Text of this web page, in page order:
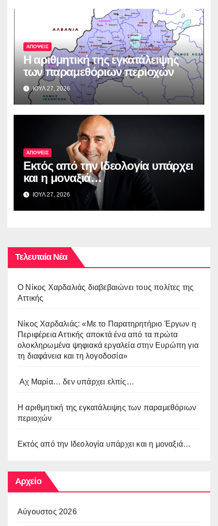
ΑΠΟΨΕΙΣ
Η αριθμητική της εγκατάλειψης
των παραμεθόριων περιοχών
ΙΟΥΛ 27, 2026
ΑΠΟΨΕΙΣ
Εκτός από την Ιδεολογία υπάρχει
και η μοναξιά…
ΙΟΥΛ 27, 2026
Τελευταία Νέα
O Νίκος Χαρδαλιάς διαβεβαιώνει τους πολίτες της
Αττικής
Νίκος Χαρδαλιάς: «Με το Παρατηρητήριο Έργων η
Περιφέρεια Αττικής αποκτά ένα από τα πρώτα
ολοκληρωμένα ψηφιακά εργαλεία στην Ευρώπη για
τη διαφάνεια και τη λογοδοσία»
Αχ Μαρία… δεν υπάρχει ελπίς…
Η αριθμητική της εγκατάλειψης των παραμεθόριων
περιοχών
Εκτός από την Ιδεολογία υπάρχει και η μοναξιά…
Αρχείο
Αύγουστος 2026